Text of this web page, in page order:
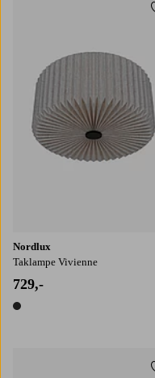
Nordlux
Taklampe Vivienne
729,-
1 farge